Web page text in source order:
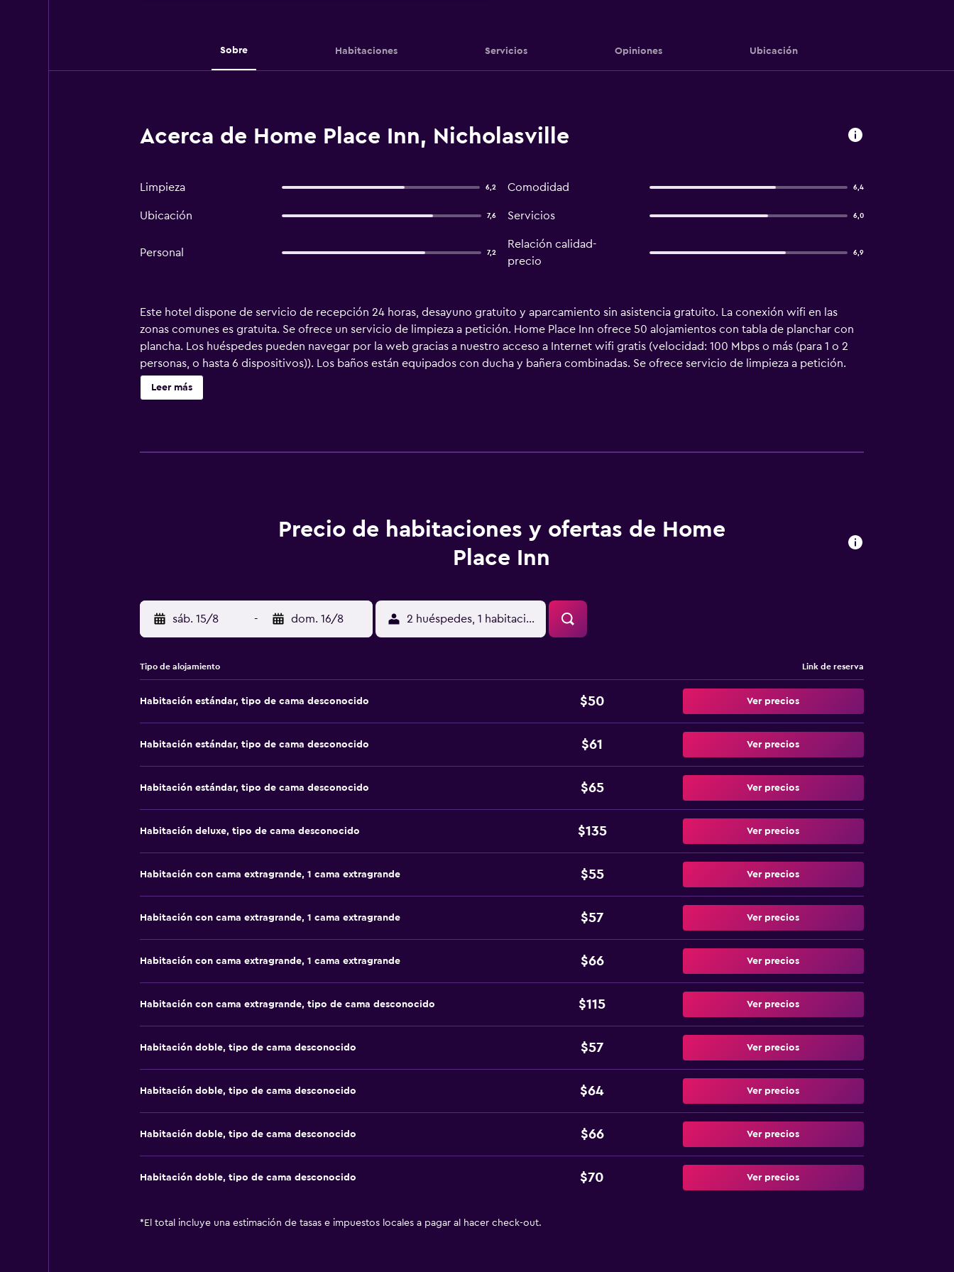
Sobre Habitaciones Servicios Opiniones Ubicación
Acerca de Home Place Inn, Nicholasville
Limpieza 6,2 Comodidad 6,4
Ubicación 7,6 Servicios 6,0
Personal 7,2
Relación calidad-
precio
6,9
Este hotel dispone de servicio de recepción 24 horas, desayuno gratuito y aparcamiento sin asistencia gratuito. La conexión wifi en las
zonas comunes es gratuita. Se ofrece un servicio de limpieza a petición. Home Place Inn ofrece 50 alojamientos con tabla de planchar con
plancha. Los huéspedes pueden navegar por la web gracias a nuestro acceso a Internet wifi gratis (velocidad: 100 Mbps o más (para 1 o 2
personas, o hasta 6 dispositivos)). Los baños están equipados con ducha y bañera combinadas. Se ofrece servicio de limpieza a petición.
Leer más
Precio de habitaciones y ofertas de Home
Place Inn
sáb. 15/8 - dom. 16/8 2 huéspedes, 1 habitación
Tipo de alojamiento Link de reserva
Habitación estándar, tipo de cama desconocido $50 Ver precios
Habitación estándar, tipo de cama desconocido $61 Ver precios
Habitación estándar, tipo de cama desconocido $65 Ver precios
Habitación deluxe, tipo de cama desconocido $135 Ver precios
Habitación con cama extragrande, 1 cama extragrande $55 Ver precios
Habitación con cama extragrande, 1 cama extragrande $57 Ver precios
Habitación con cama extragrande, 1 cama extragrande $66 Ver precios
Habitación con cama extragrande, tipo de cama desconocido $115 Ver precios
Habitación doble, tipo de cama desconocido $57 Ver precios
Habitación doble, tipo de cama desconocido $64 Ver precios
Habitación doble, tipo de cama desconocido $66 Ver precios
Habitación doble, tipo de cama desconocido $70 Ver precios
* El total incluye una estimación de tasas e impuestos locales a pagar al hacer check-out.